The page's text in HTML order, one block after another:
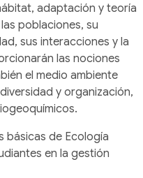
adaptación y teoría
poblaciones, su
sus interacciones y la
las nociones
el medio ambiente
y organización,
básicas de Ecología
en la gestión